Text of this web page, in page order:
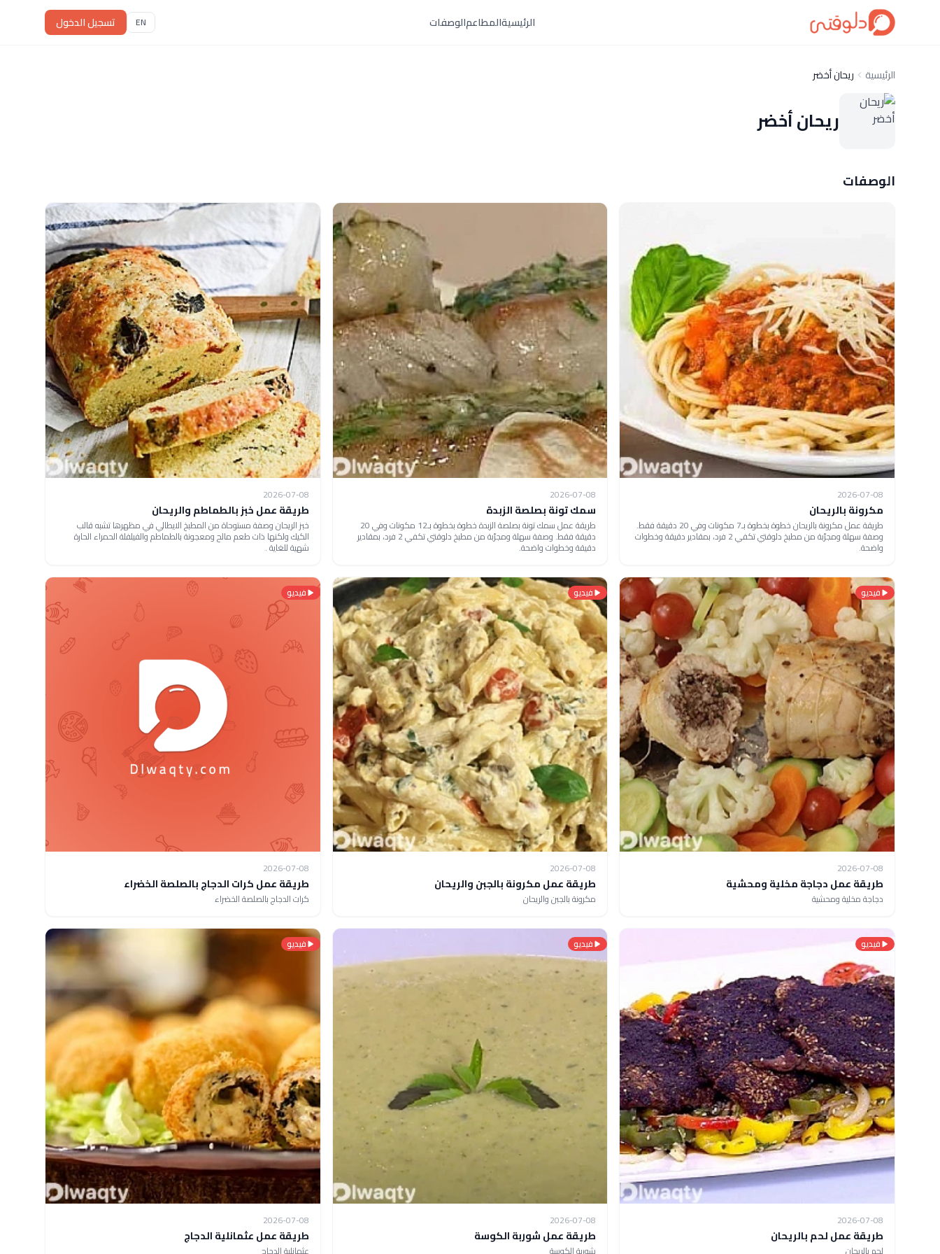
الرئيسيةالمطاعمالوصفات EN تسجيل الدخول
الرئيسية ريحان أخضر
ريحان أخضر
الوصفات
2026-07-08
مكرونة بالريحان
طريقة عمل مكرونة بالريحان خطوة بخطوة بـ7 مكونات وفي 20 دقيقة فقط.
وصفة سهلة ومجرّبة من مطبخ دلوقتي تكفي 2 فرد، بمقادير دقيقة وخطوات
واضحة.
2026-07-08
سمك تونة بصلصة الزبدة
طريقة عمل سمك تونة بصلصة الزبدة خطوة بخطوة بـ12 مكونات وفي 20
دقيقة فقط. وصفة سهلة ومجرّبة من مطبخ دلوقتي تكفي 2 فرد، بمقادير
دقيقة وخطوات واضحة.
2026-07-08
طريقة عمل خبز بالطماطم والريحان
خبز الريحان وصفة مستوحاة من المطبخ الايطالي في مظهرها تشبه قالب
الكيك ولكنها ذات طعم مالح ومعجونة بالطماطم والفيلفلة الحمراء الحارة
شهية للغاية .
فيديو
2026-07-08
طريقة عمل دجاجة مخلية ومحشية
دجاجة مخلية ومحشية
فيديو
2026-07-08
طريقة عمل مكرونة بالجبن والريحان
مكرونة بالجبن والريحان
فيديو
2026-07-08
طريقة عمل كرات الدجاج بالصلصة الخضراء
كرات الدجاج بالصلصة الخضراء
فيديو
2026-07-08
طريقة عمل لحم بالريحان
فيديو
2026-07-08
طريقة عمل شوربة الكوسة
فيديو
2026-07-08
طريقة عمل عثمانلية الدجاج